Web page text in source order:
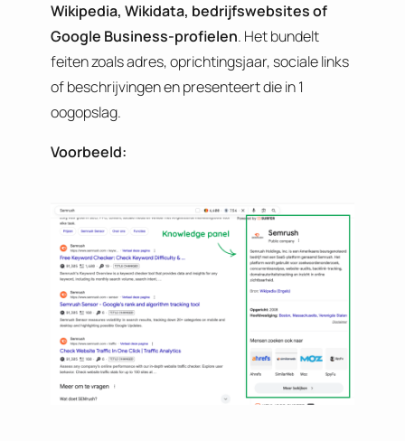
Wikipedia, Wikidata, bedrijfswebsites of
Google Business-profielen. Het bundelt
feiten zoals adres, oprichtingsjaar, sociale links
of beschrijvingen en presenteert die in 1
oogopslag.
Voorbeeld: